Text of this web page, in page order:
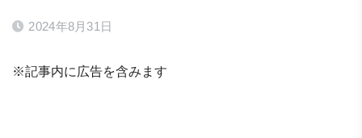
2024年8月31日
※記事内に広告を含みます